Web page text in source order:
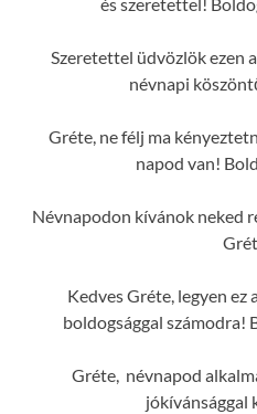
Szeretettel üdvözlök ezen
névnapi
Gréte, ne félj ma
napod van!
Névnapodon kívánok neked
Kedves Gréte, legyen ez
boldogsággal számodra!
Gréte, névnapod
jókívánsággal